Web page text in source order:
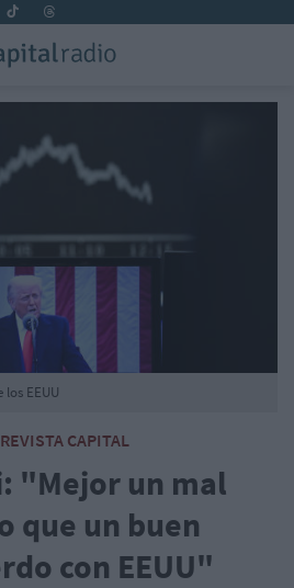
CAPITAL
"Mejor un mal
que un buen
con EEUU"
EEUU